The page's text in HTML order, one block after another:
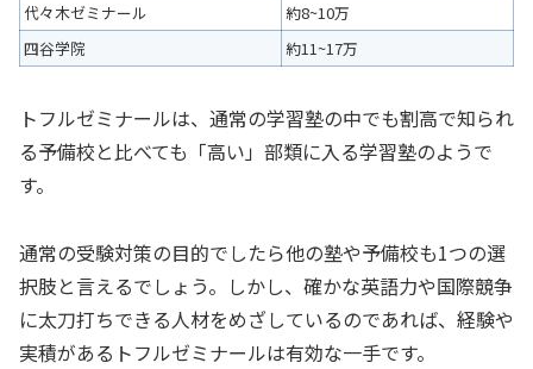
代々木ゼミナール
約8~10万
四谷学院
約11~17万
トフルゼミナールは、通常の学習塾の中でも割高で知られ
る予備校と比べても「高い」部類に入る学習塾のようで
す。
通常の受験対策の目的でしたら他の塾や予備校も1つの選
択肢と言えるでしょう。しかし、確かな英語力や国際競争
に太刀打ちできる人材をめざしているのであれば、経験や
実積があるトフルゼミナールは有効な一手です。